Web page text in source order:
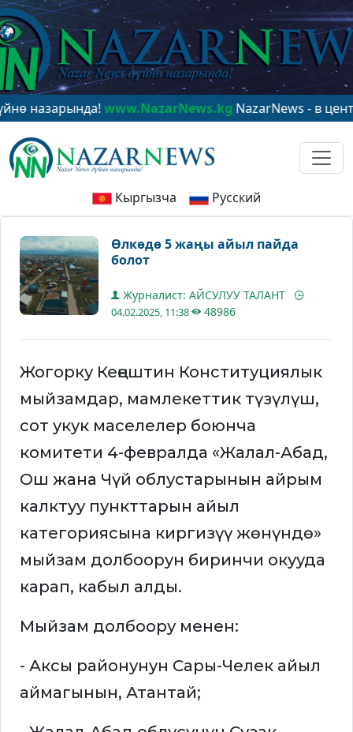
www.NazarNews.kgNazarNews - в центре
Кыргызча Русский
Өлкөдө 5 жаңы айыл пайда
болот
Журналист: АЙСУЛУУ ТАЛАНТ
04.02.2025, 11:38 48986
Жогорку Кеңештин Конституциялык
мыйзамдар, мамлекеттик түзүлүш,
сот укук маселелер боюнча
комитети 4-февралда «Жалал-Абад,
Ош жана Чүй облустарынын айрым
калктуу пункттарын айыл
категориясына киргизүү жөнүндө»
мыйзам долбоорун биринчи окууда
карап, кабыл алды.
Мыйзам долбоору менен:
- Аксы районунун Сары-Челек айыл
аймагынын, Атантай;